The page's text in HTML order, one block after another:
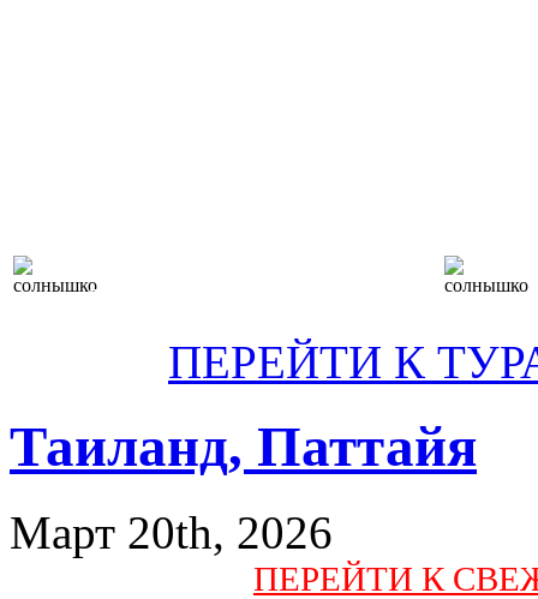
туры
ПЕРЕЙТИ К
Таиланд, Паттайя
Март 20th, 2026
ПЕРЕЙТИ К